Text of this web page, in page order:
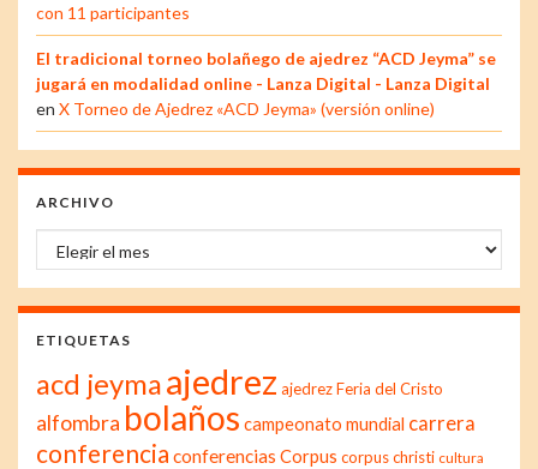
con 11 participantes
El tradicional torneo bolañego de ajedrez “ACD Jeyma” se
jugará en modalidad online - Lanza Digital - Lanza Digital
en X Torneo de Ajedrez «ACD Jeyma» (versión online)
ARCHIVO
Archivo
ETIQUETAS
acd jeymaajedrez ajedrez Feria del Cristo
alfombra bolaños campeonato mundial carrera
conferencia conferencias Corpus corpus christi cultura